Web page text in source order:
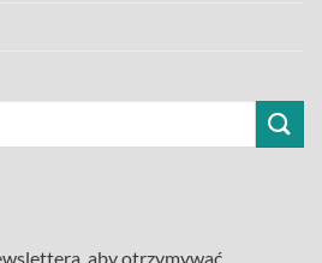
aby otrzymywać